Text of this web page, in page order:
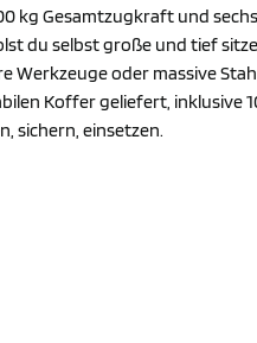
kg Gesamtzugkraft und sechs
du selbst große und tief
Werkzeuge oder massive
Koffer geliefert, inklusive
sichern, einsetzen.